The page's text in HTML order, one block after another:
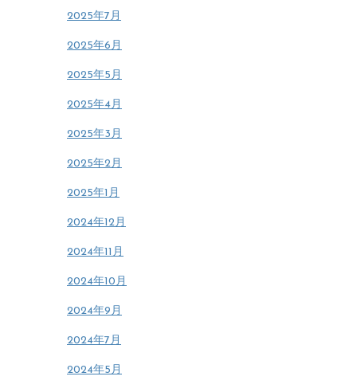
2025年7月
2025年6月
2025年5月
2025年4月
2025年3月
2025年2月
2025年1月
2024年12月
2024年11月
2024年10月
2024年9月
2024年7月
2024年5月